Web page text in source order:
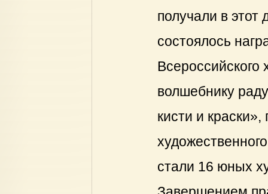
получали в этот
состоялось
Всероссийского
волшебнику
кисти и
стали 16 юных